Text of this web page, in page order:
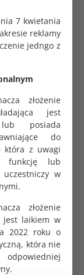
7 kwietania
reklamy
jedngo z
złożenie
jest
posiada
do
która z uwagi
funkcję lub
uczestniczy w
złożenie
jest laikiem w
2022 roku o
która nie
9x26cm
narzędzi 1kg
narzędzi